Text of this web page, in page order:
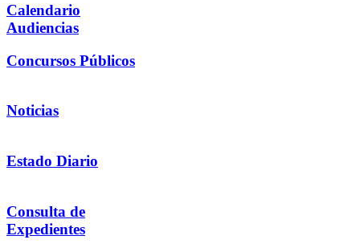
Calendario
Audiencias
Concursos Públicos
Noticias
Estado Diario
Consulta de
Expedientes